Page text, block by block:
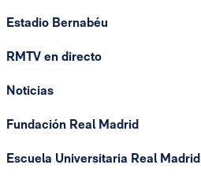
Estadio Bernabéu
RMTV en directo
Noticias
Fundación Real Madrid
Escuela Universitaria Real Madrid